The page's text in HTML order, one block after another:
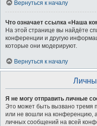
Вернуться к началу
Что означает ссылка «Наша
На этой странице вы найдёте
конференции и другую
которые они модерируют.
Вернуться к началу
Я не могу отправить личные
Это может быть вызвано тремя
или не вошли на конференцию,
личных сообщений на всей